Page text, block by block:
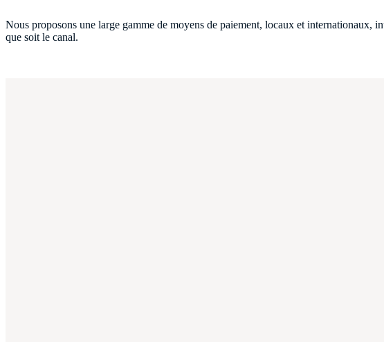
Nous proposons une large gamme de moyens de paiement, locaux et internationaux,
que soit le canal.